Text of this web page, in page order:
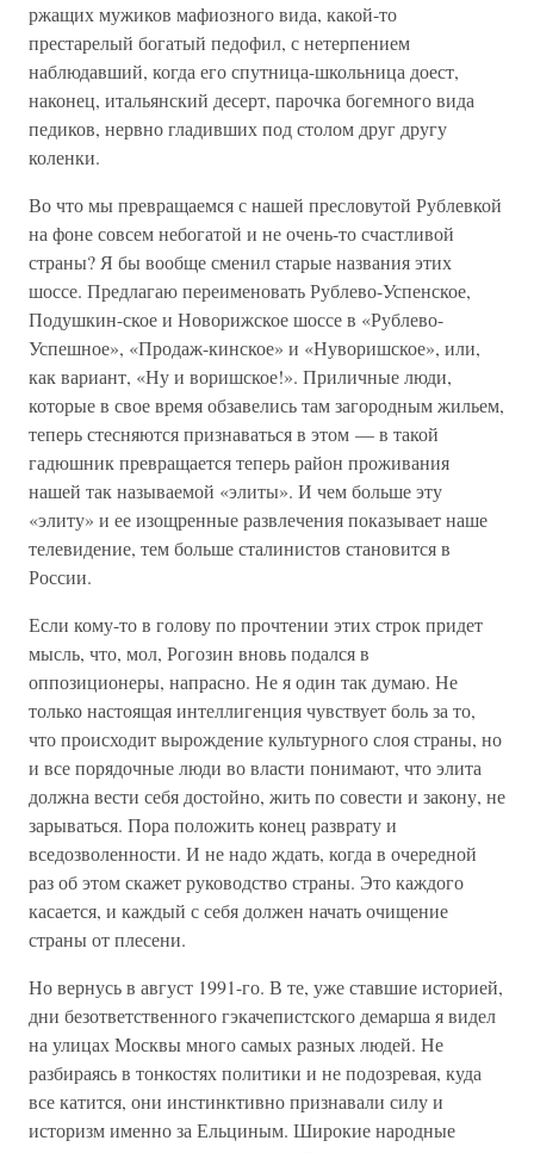
ржащих мужиков мафиозного вида, какой-то
престарелый богатый педофил, с нетерпением
наблюдавший, когда его спутница-школьница доест,
наконец, итальянский десерт, парочка богемного вида
педиков, нервно гладивших под столом друг другу
коленки.
Во что мы превращаемся с нашей пресловутой Рублевкой
на фоне совсем небогатой и не очень-то счастливой
страны? Я бы вообще сменил старые названия этих
шоссе. Предлагаю переименовать Рублево-Успенское,
Подушкин-ское и Новорижское шоссе в «Рублево-
Успешное», «Продаж-кинское» и «Нуворишское», или,
как вариант, «Ну и воришское!». Приличные люди,
которые в свое время обзавелись там загородным жильем,
теперь стесняются признаваться в этом — в такой
гадюшник превращается теперь район проживания
нашей так называемой «элиты». И чем больше эту
«элиту» и ее изощренные развлечения показывает наше
телевидение, тем больше сталинистов становится в
России.
Если кому-то в голову по прочтении этих строк придет
мысль, что, мол, Рогозин вновь подался в
оппозиционеры, напрасно. Не я один так думаю. Не
только настоящая интеллигенция чувствует боль за то,
что происходит вырождение культурного слоя страны, но
и все порядочные люди во власти понимают, что элита
должна вести себя достойно, жить по совести и закону, не
зарываться. Пора положить конец разврату и
вседозволенности. И не надо ждать, когда в очередной
раз об этом скажет руководство страны. Это каждого
касается, и каждый с себя должен начать очищение
страны от плесени.
Но вернусь в август 1991-го. В те, уже ставшие историей,
дни безответственного гэкачепистского демарша я видел
на улицах Москвы много самых разных людей. Не
разбираясь в тонкостях политики и не подозревая, куда
все катится, они инстинктивно признавали силу и
историзм именно за Ельциным. Широкие народные